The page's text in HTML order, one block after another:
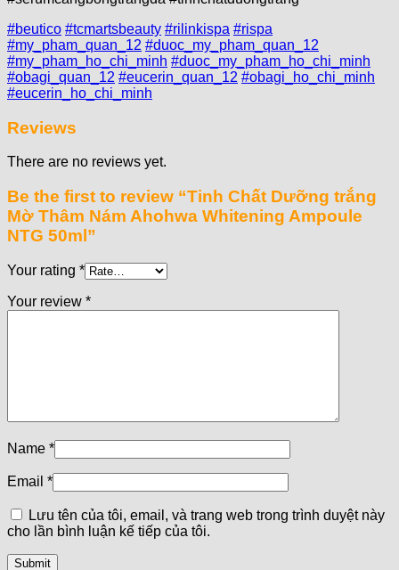
#beutico #tcmartsbeauty #rilinkispa #rispa
#my_pham_quan_12 #duoc_my_pham_quan_12
#my_pham_ho_chi_minh #duoc_my_pham_ho_chi_minh
#obagi_quan_12 #eucerin_quan_12 #obagi_ho_chi_minh
#eucerin_ho_chi_minh
Reviews
There are no reviews yet.
Be the first to review “Tinh Chất Dưỡng trắng
Mờ Thâm Nám Ahohwa Whitening Ampoule
NTG 50ml”
Your rating *
Your review *
Name *
Email *
Lưu tên của tôi, email, và trang web trong trình duyệt này
cho lần bình luận kế tiếp của tôi.